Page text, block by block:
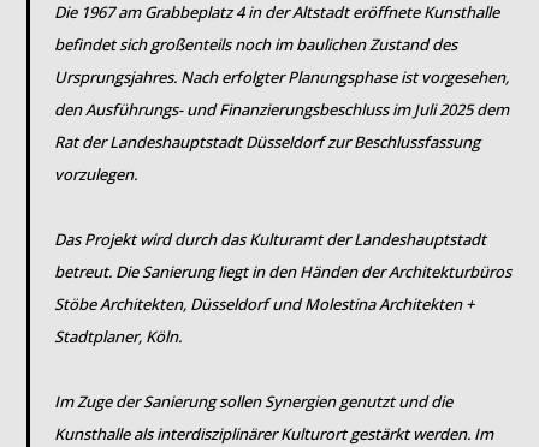
Die 1967 am Grabbeplatz 4 in der Altstadt eröffnete Kunsthalle
befindet sich großenteils noch im baulichen Zustand des
Ursprungsjahres. Nach erfolgter Planungsphase ist vorgesehen,
den Ausführungs- und Finanzierungsbeschluss im Juli 2025 dem
Rat der Landeshauptstadt Düsseldorf zur Beschlussfassung
vorzulegen.
Das Projekt wird durch das Kulturamt der Landeshauptstadt
betreut. Die Sanierung liegt in den Händen der Architekturbüros
Stöbe Architekten, Düsseldorf und Molestina Architekten +
Stadtplaner, Köln.
Im Zuge der Sanierung sollen Synergien genutzt und die
Kunsthalle als interdisziplinärer Kulturort gestärkt werden. Im